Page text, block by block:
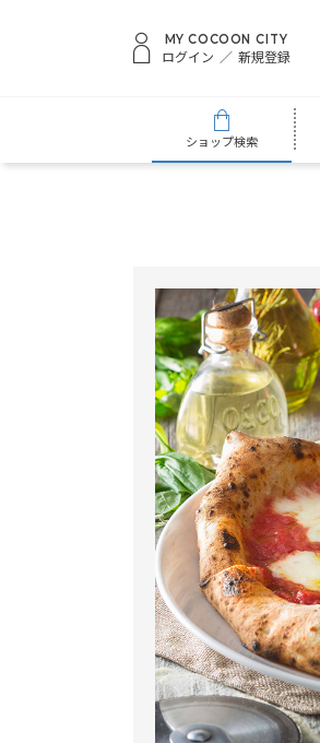
MY COCOON CITY
ログイン 新規登録
ショップ検索